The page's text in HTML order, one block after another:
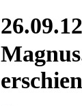
26.09.12